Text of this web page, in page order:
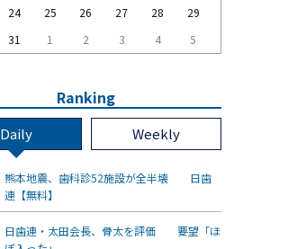
24 25 26 27 28
29
31 1 2 3 4 5
Ranking
Daily Weekly
熊本地震、歯科診52施設が全半壊 日歯
連【無料】
日歯連・太田会長、骨太を評価 要望「ほ